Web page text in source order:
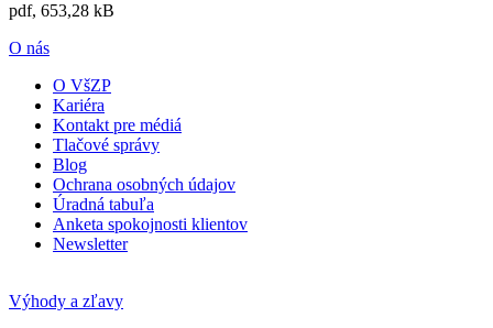
pdf, 653,28 kB
O nás
O VšZP
Kariéra
Kontakt pre médiá
Tlačové správy
Blog
Ochrana osobných údajov
Úradná tabuľa
Anketa spokojnosti klientov
Newsletter
Výhody a zľavy